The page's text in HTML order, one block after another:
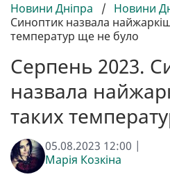
Новини Дніпра / Новини
Синоптик назвала
температур ще не було
Серпень 2023.
назвала
таких
05.08.2023 12:00 |
Марія Козкіна